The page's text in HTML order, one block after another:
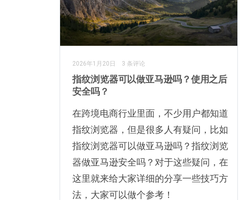
2026年1月20日 3 条评论
指纹浏览器可以做亚马逊吗？使用之后
安全吗？
在跨境电商行业里面，不少用户都知道
指纹浏览器，但是很多人有疑问，比如
指纹浏览器可以做亚马逊吗？指纹浏览
器做亚马逊安全吗？对于这些疑问，在
这里就来给大家详细的分享一些技巧方
法，大家可以做个参考！